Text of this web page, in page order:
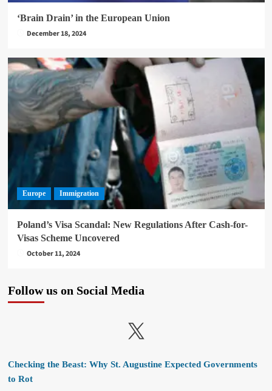
‘Brain Drain’ in the European Union
December 18, 2024
Europe Immigration
Poland’s Visa Scandal: New Regulations After Cash-for-
Visas Scheme Uncovered
October 11, 2024
Follow us on Social Media
X
Checking the Beast: Why St. Augustine Expected Governments
to Rot